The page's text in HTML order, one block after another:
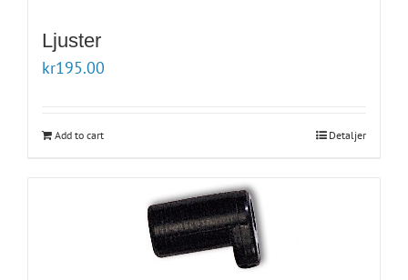
Ljuster
kr195.00
Add to cart Detaljer